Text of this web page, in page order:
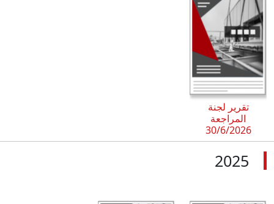
تقرير لجنة
المراجعة
30/6/2026
2025